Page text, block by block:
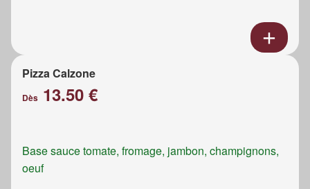
Pizza Calzone
Dès 13.50 €
Base sauce tomate, fromage, jambon, champignons,
oeuf